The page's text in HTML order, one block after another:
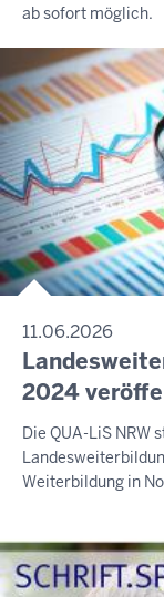
ab sofort möglich.
11.06.2026
2024
Die QUA-LiS NRW
Weiterbildung in